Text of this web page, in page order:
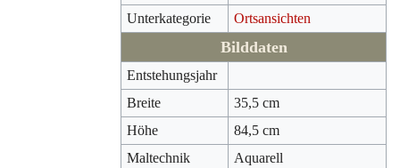
Unterkategorie
Ortsansichten
Bilddaten
Entstehungsjahr
Breite
35,5 cm
Höhe
84,5 cm
Maltechnik
Aquarell